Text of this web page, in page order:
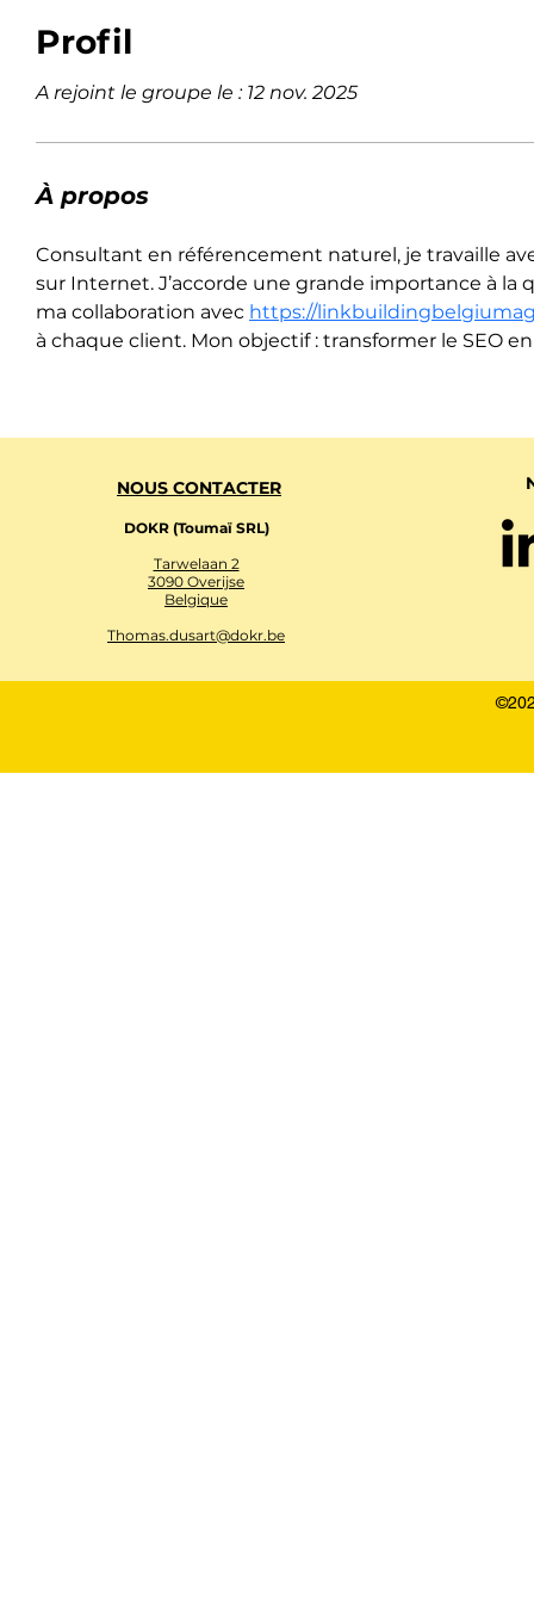
Profil
A rejoint le groupe le : 12 nov. 2025
À propos
Consultant en référencement naturel, je travaille
sur Internet. J’accorde une grande importance à la
ma collaboration avec https://
à chaque client. Mon objectif : transformer le SEO
NOUS CONTACTER
DOKR (Toumaï SRL)
Tarwelaan 2
3090 Overijse
Belgique
Thomas.dusart@dokr.be